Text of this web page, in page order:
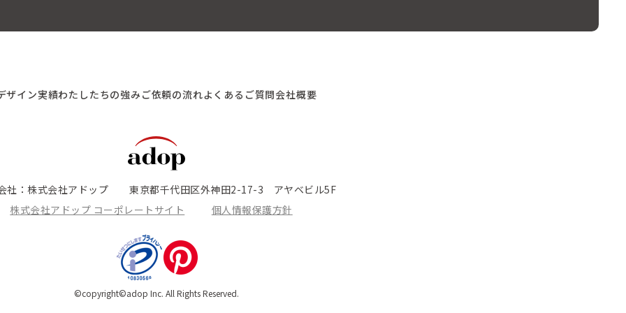
ザイン実績わたしたちの強みご依頼の流れよくあるご質問会社概要
社：株式会社アドップ
東京都千代田区外神田2-17-3 アヤベビル5F
株式会社アドップ コーポレートサイト
個人情報保護方針
©copyright©adop Inc. All Rights Reserved.